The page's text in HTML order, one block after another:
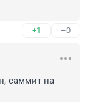
+1 –0
саммит на